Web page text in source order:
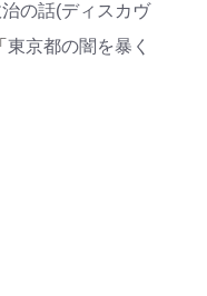
の話(ディスカヴ
東京都の闇を暴く